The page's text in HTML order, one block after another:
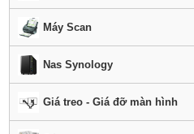
Máy Scan
Nas Synology
Giá treo - Giá đỡ màn hình